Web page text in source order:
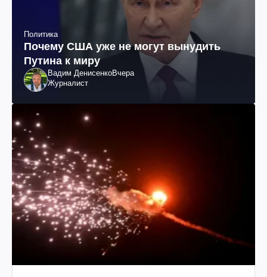
Политика
Почему США уже не могут вынудить
Путина к миру
Вадим ДенисенкоВчера
Журналист